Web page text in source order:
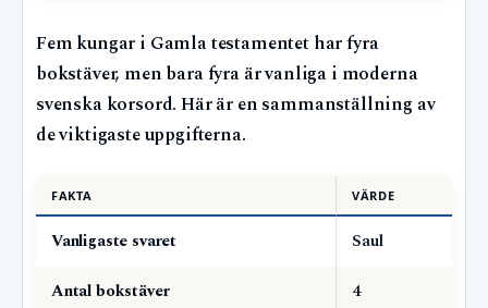
Fem kungar i Gamla testamentet har fyra
bokstäver, men bara fyra är vanliga i moderna
svenska korsord. Här är en sammanställning av
de viktigaste uppgifterna.
FAKTA VÄRDE
Vanligaste svaret
Saul
Antal bokstäver
4